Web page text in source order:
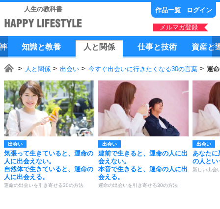
人生の教科書 作品一覧 ログイン
メルマガ登録
知識と教養 人 と 関係 仕事と技術 資産と
人と関係 出会い 今すぐ出会いに行きたくなる30の言葉 運
出会い
気張って生きていると、運命の
人に出会えない。
自然体で生きていると、運命の
人に出会える。
運命の出会いを引き寄せる30の方法
出会い
建前で生きると、運命の人に出
会えない。
本音で生きると、運命の人に出
会える。
運命の出会いを引き寄せる30の方法
出会い
あなたに
の人とい
新しい出会